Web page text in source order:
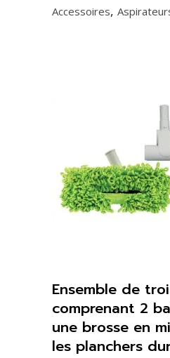
Accessoires,
Ensemble de
comprenant 2
une brosse en
les planchers